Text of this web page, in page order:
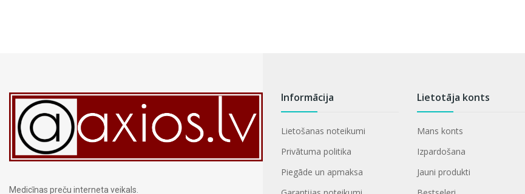
Medicīnas preču interneta veikals.
Informācija
Lietošanas noteikumi
Privātuma politika
Piegāde un apmaksa
Lietotāja konts
Mans konts
Izpardošana
Jauni produkti